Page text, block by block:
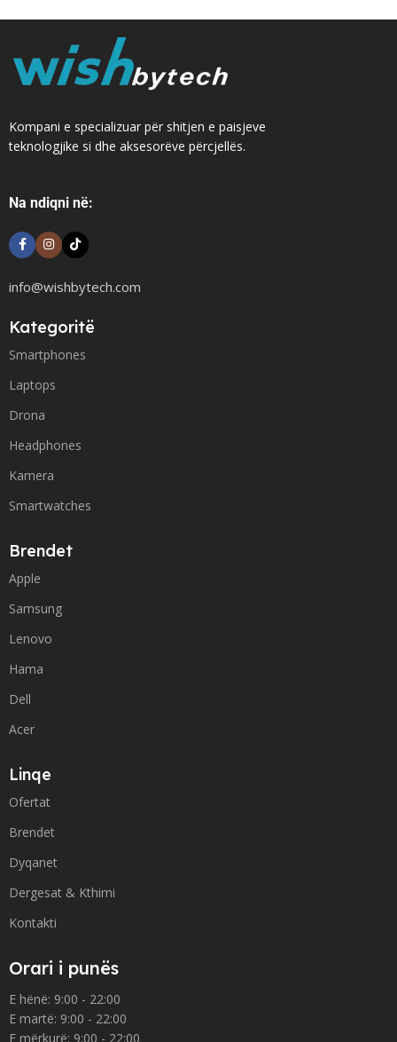
Kompani e specializuar për shitjen e paisjeve
teknologjike si dhe aksesorëve përcjellës.
Na ndiqni në:
info@wishbytech.com
Kategoritë
Smartphones
Laptops
Drona
Headphones
Kamera
Smartwatches
Brendet
Apple
Samsung
Lenovo
Hama
Dell
Acer
Linqe
Ofertat
Brendet
Dyqanet
Dergesat & Kthimi
Kontakti
Orari i punës
E hënë: 9:00 - 22:00
E martë: 9:00 - 22:00
E mërkurë: 9:00 - 22:00